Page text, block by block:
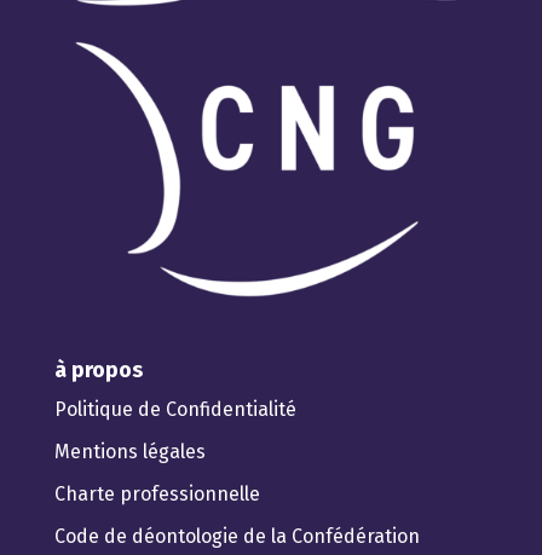
à propos
Politique de Confidentialité
Mentions légales
Charte professionnelle
Code de déontologie de la Confédération